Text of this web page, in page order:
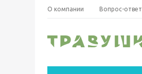
О компании Вопрос-ответ